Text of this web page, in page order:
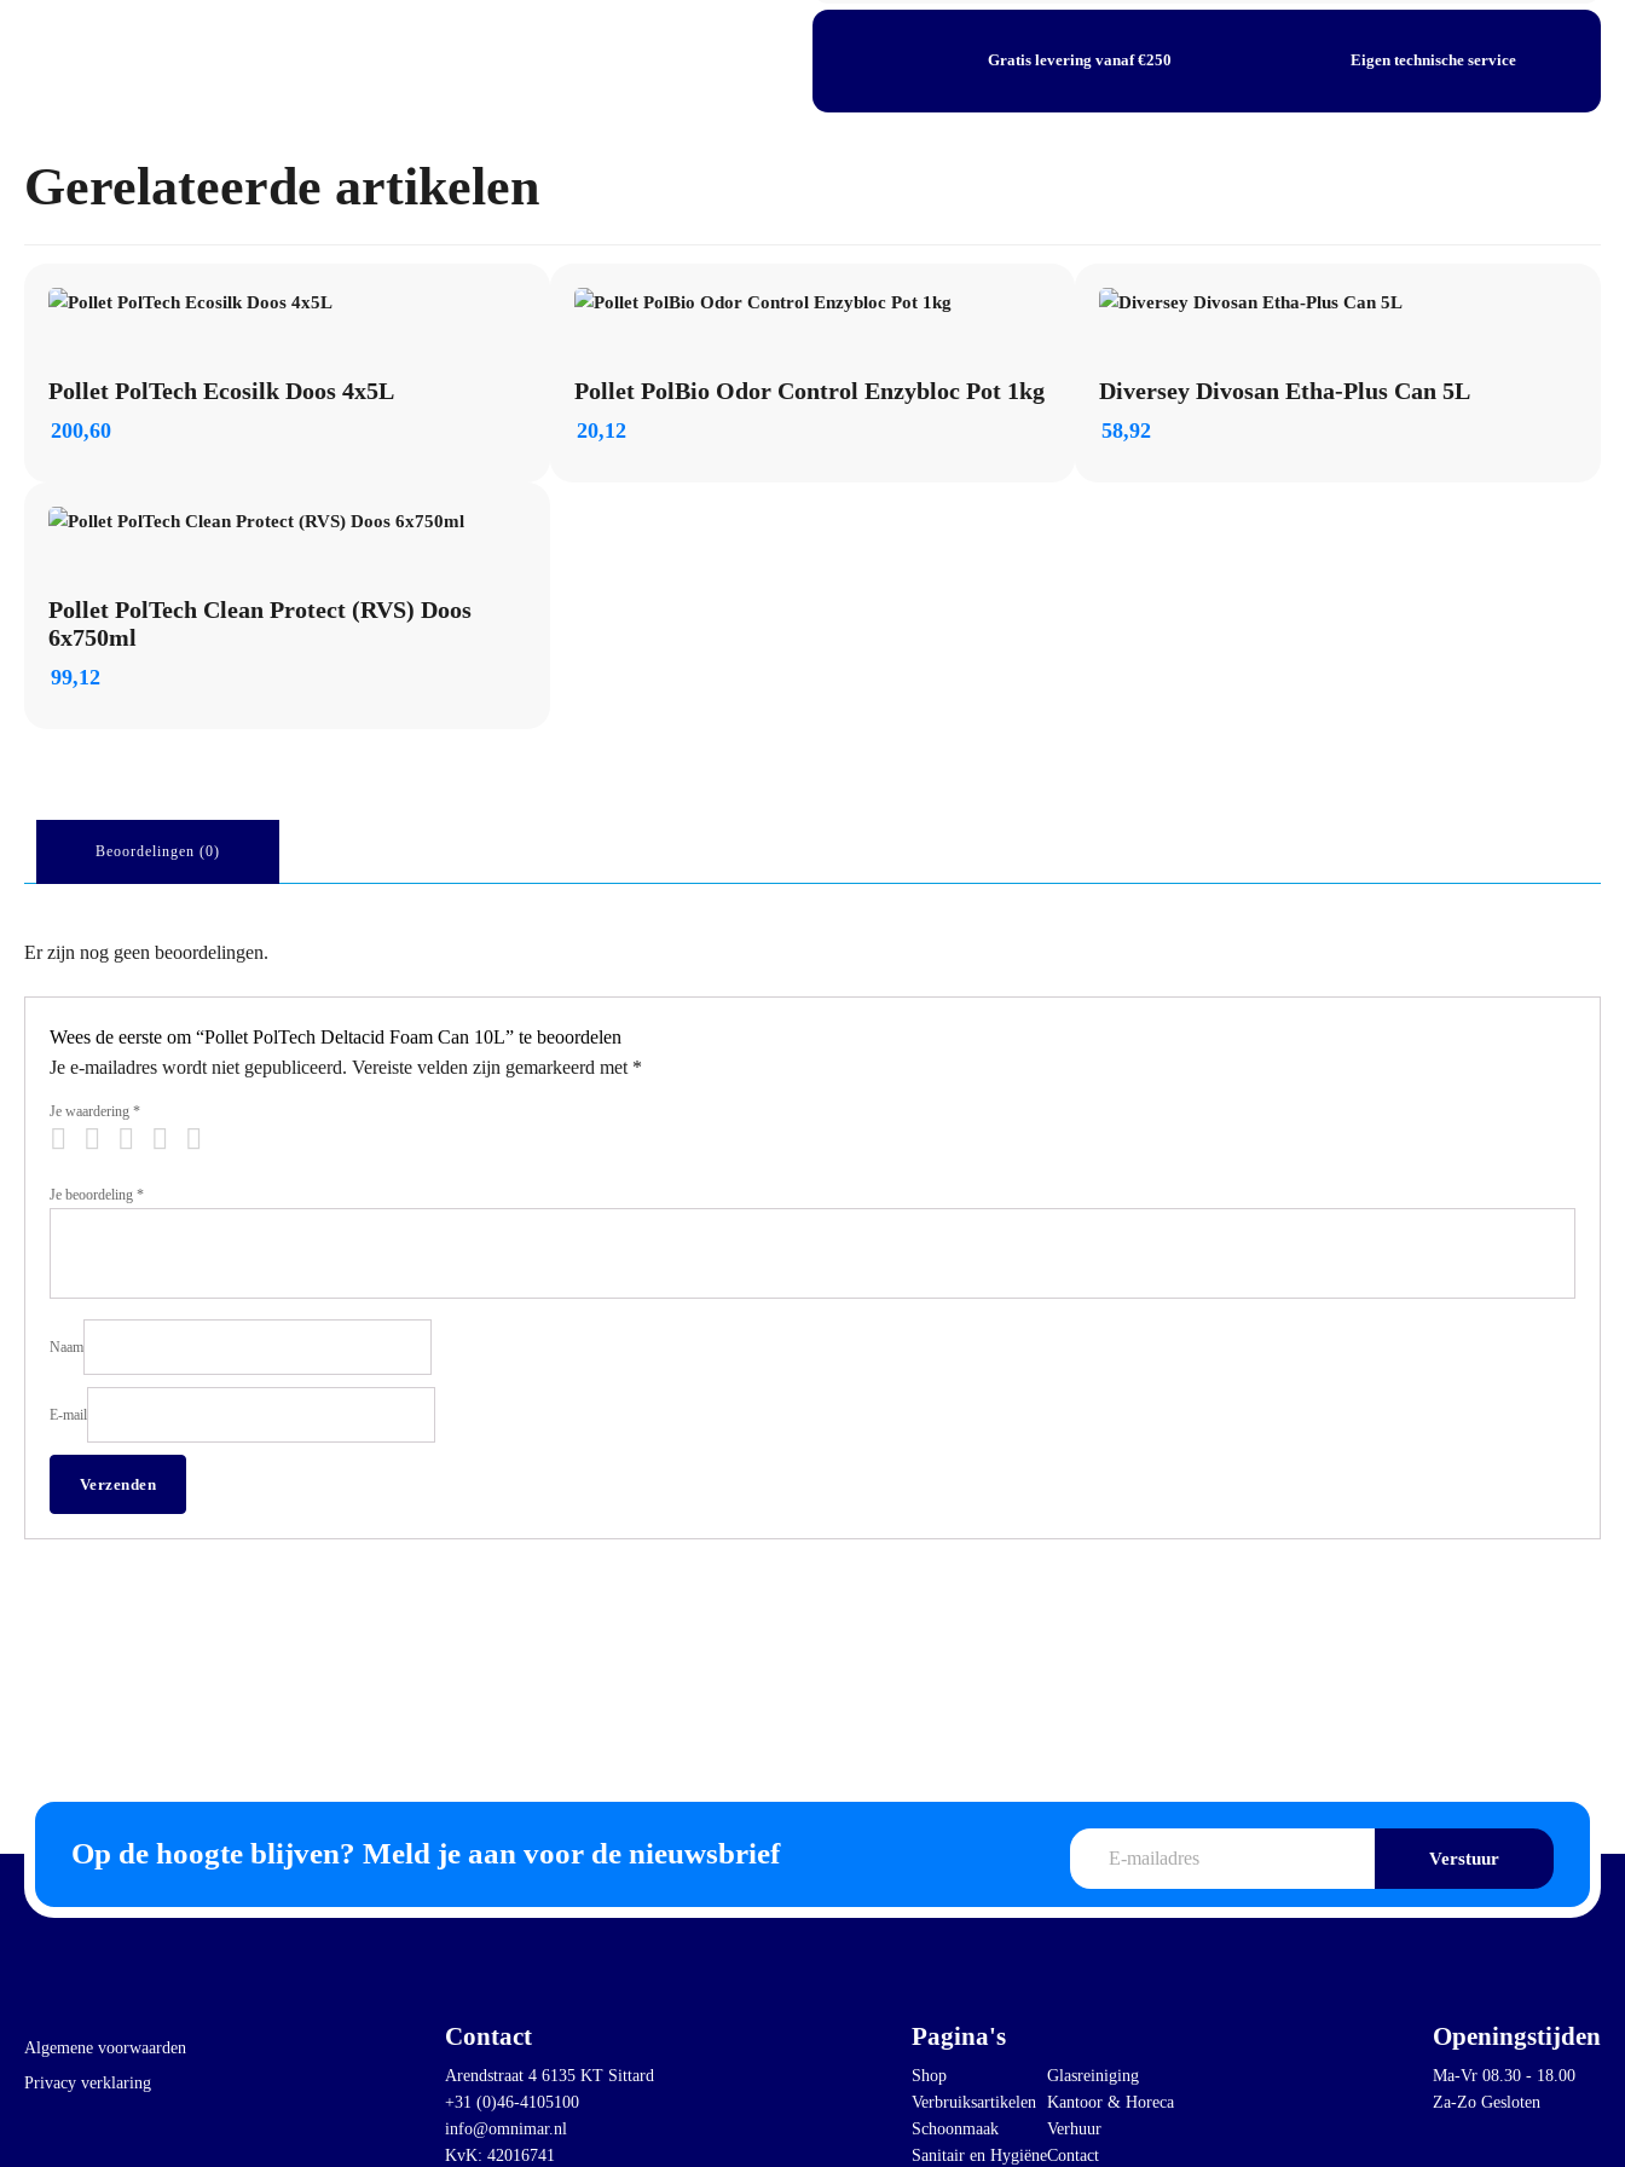
Gratis levering vanaf €250 Eigen technische service
Gerelateerde artikelen
Pollet PolTech Ecosilk Doos 4x5L
200,60
Pollet PolBio Odor Control Enzybloc Pot 1kg
20,12
Diversey Divosan Etha-Plus Can 5L
58,92
Pollet PolTech Clean Protect (RVS) Doos
6x750ml
99,12
Beoordelingen (0)
Er zijn nog geen beoordelingen.
Wees de eerste om “Pollet PolTech Deltacid Foam Can 10L” te beoordelen
Je e-mailadres wordt niet gepubliceerd. Vereiste velden zijn gemarkeerd met *
Je waardering *
Je beoordeling *
Naam
E-mail
Op de hoogte blijven? Meld je aan voor de nieuwsbrief
E-
mailadres
Algemene voorwaarden
Privacy verklaring
Contact
Arendstraat 4 6135 KT Sittard
+31 (0)46-4105100
info@omnimar.nl
KvK: 42016741
Pagina's
Shop
Verbruiksartikelen
Schoonmaak
Sanitair en Hygiëne
Glasreiniging
Kantoor & Horeca
Verhuur
Contact
Openingstijden
Ma-Vr 08.30 - 18.00
Za-Zo Gesloten